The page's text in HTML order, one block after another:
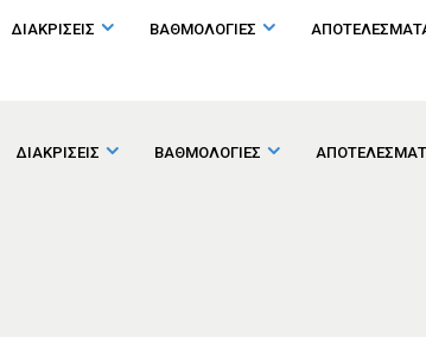
ΔΙΑΚΡΙΣΕΙΣ ΒΑΘΜΟΛΟΓΙΕΣ
ΔΙΑΚΡΙΣΕΙΣ ΒΑΘΜΟΛΟΓΙΕΣ